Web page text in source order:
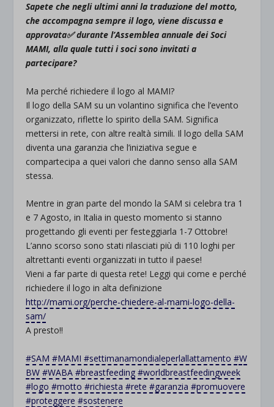
Sapete che negli ultimi anni la traduzione del motto,
che accompagna sempre il logo, viene discussa e
approvata✅durante l’Assemblea annuale dei Soci
MAMI, alla quale tutti i soci sono invitati a
partecipare?
Ma perché richiedere il logo al MAMI?
Il logo della SAM su un volantino significa che l’evento
organizzato, riflette lo spirito della SAM. Significa
mettersi in rete, con altre realtà simili. Il logo della SAM
diventa una garanzia che l’iniziativa segue e
compartecipa a quei valori che danno senso alla SAM
stessa.
Mentre in gran parte del mondo la SAM si celebra tra 1
e 7 Agosto, in Italia in questo momento si stanno
progettando gli eventi per festeggiarla 1-7 Ottobre!
L’anno scorso sono stati rilasciati più di 110 loghi per
altrettanti eventi organizzati in tutto il paese!
Vieni a far parte di questa rete! Leggi qui come e perché
richiedere il logo in alta definizione
http://mami.org/perche-chiedere-al-mami-logo-della-
sam/
A presto!!
#SAM #MAMI #settimanamondialeperlallattamento #W
BW #WABA #breastfeeding #worldbreastfeedingweek
#logo #motto #richiesta #rete #garanzia #promuovere
#proteggere #sostenere